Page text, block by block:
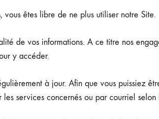
vous êtes libre de ne plus utiliser notre Site.
de vos informations. A ce titre nos
y accéder.
à jour. Afin que vous puissiez
services concernés ou par courriel selon